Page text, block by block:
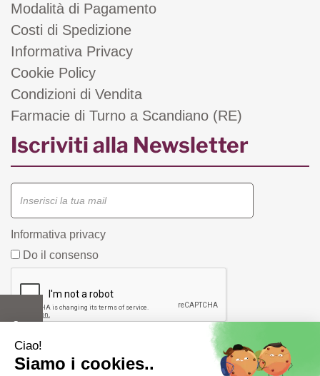
Modalità di Pagamento
Costi di Spedizione
Informativa Privacy
Cookie Policy
Condizioni di Vendita
Farmacie di Turno a Scandiano (RE)
Iscriviti alla Newsletter
Informativa privacy
Do il consenso